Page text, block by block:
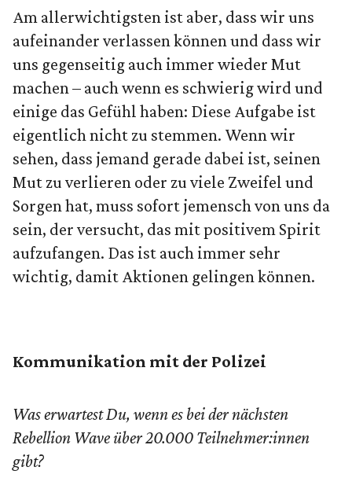
Am allerwichtigsten ist aber, dass wir uns
aufeinander verlassen können und dass wir
uns gegenseitig auch immer wieder Mut
machen – auch wenn es schwierig wird und
einige das Gefühl haben: Diese Aufgabe ist
eigentlich nicht zu stemmen. Wenn wir
sehen, dass jemand gerade dabei ist, seinen
Mut zu verlieren oder zu viele Zweifel und
Sorgen hat, muss sofort jemensch von uns da
sein, der versucht, das mit positivem Spirit
aufzufangen. Das ist auch immer sehr
wichtig, damit Aktionen gelingen können.
Kommunikation mit der Polizei
Was erwartest Du, wenn es bei der nächsten
Rebellion Wave über 20.000 Teilnehmer:innen
gibt?